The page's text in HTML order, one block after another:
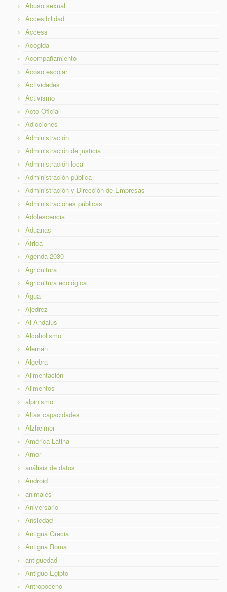
Abuso sexual
Accesibilidad
Access
Acogida
Acompañamiento
Acoso escolar
Actividades
Activismo
Acto Oficial
Adicciones
Administración
Administración de justicia
Administración local
Administración pública
Administración y Dirección de Empresas
Administraciones públicas
Adolescencia
Aduanas
África
Agenda 2030
Agricultura
Agricultura ecológica
Agua
Ajedrez
Al-Andalus
Alcoholismo
Alemán
Algebra
Alimentación
Alimentos
alpinismo
Altas capacidades
Alzheimer
América Latina
Amor
análisis de datos
Android
animales
Aniversario
Ansiedad
Antigua Grecia
Antigua Roma
antigüedad
Antiguo Egipto
Antropoceno